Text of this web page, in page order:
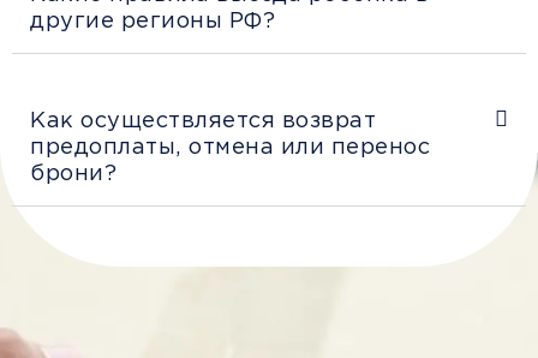
другие регионы РФ?
Как осуществляется возврат
предоплаты, отмена или перенос
брони?